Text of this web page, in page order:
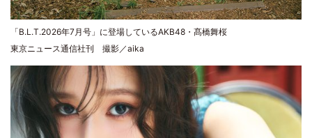
「B.L.T.2026年7月号」に登場しているAKB48・髙橋舞桜
東京ニュース通信社刊 撮影／aika